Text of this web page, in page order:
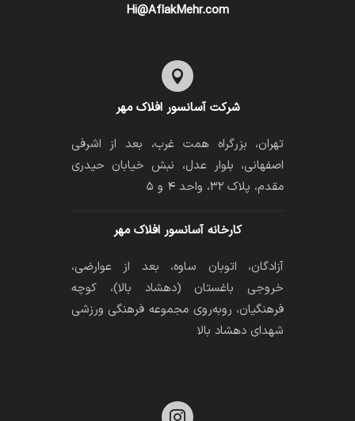
Hi@AflakMehr.com

شرکت آسانسور افلاک مهر
تهران، بزرگراه همت غرب، بعد از اشرفی
اصفهانی، بلوار عدل، نبش خیابان حیدری
مقدم، پلاک ۳۲، واحد ۴ و ۵
کارخانه آسانسور افلاک مهر
آزادگان، اتوبان ساوه، بعد از عوارضی،
خروجی باغستان (دهشاد بالا)، کوچه
فرهنگیان، رو‌به‌روی مجموعه فرهنگی ورزشی
شهدای دهشاد بالا
